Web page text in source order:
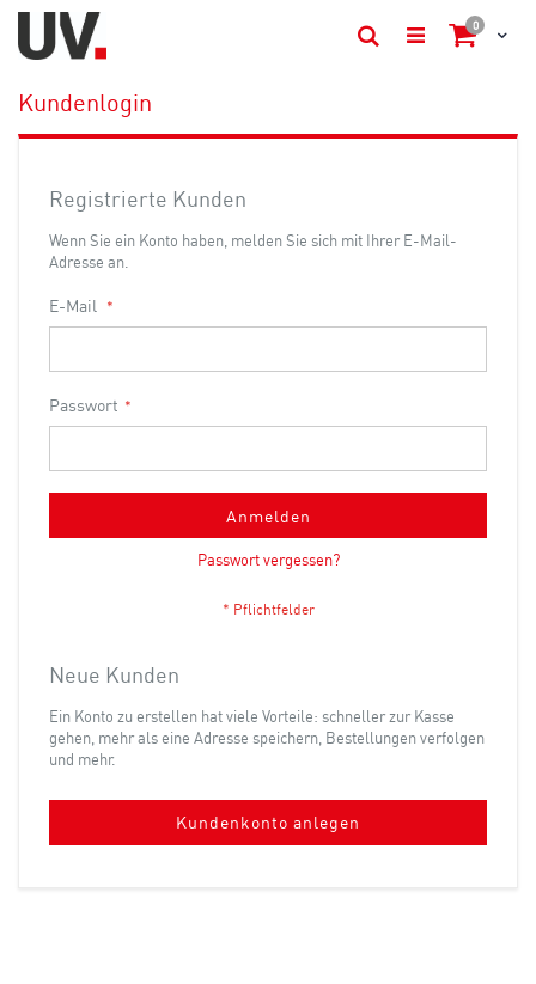
Cart
0Artikel
Suche
Kundenlogin
Registrierte Kunden
Wenn Sie ein Konto haben, melden Sie sich mit Ihrer E-Mail-
Adresse an.
E-Mail
Passwort
Anmelden
Passwort vergessen?
Neue Kunden
Ein Konto zu erstellen hat viele Vorteile: schneller zur Kasse
gehen, mehr als eine Adresse speichern, Bestellungen verfolgen
und mehr.
Kundenkonto anlegen